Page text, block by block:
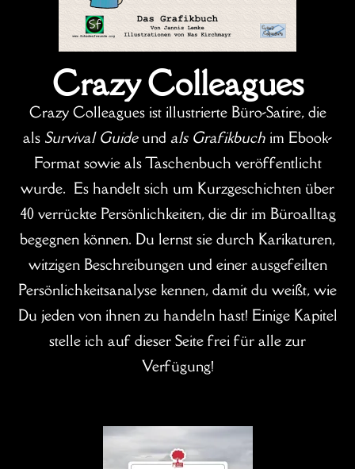
Crazy Colleagues
Crazy Colleagues ist illustrierte Büro-Satire, die
als Survival Guideund als Grafikbuch im Ebook-
Format sowie als Taschenbuch veröffentlicht
wurde. Es handelt sich um Kurzgeschichten über
40 verrückte Persönlichkeiten, die dir im Büroalltag
begegnen können. Du lernst sie durch Karikaturen,
witzigen Beschreibungen und einer ausgefeilten
Persönlichkeitsanalyse kennen, damit du weißt, wie
Du jeden von ihnen zu handeln hast! Einige Kapitel
stelle ich auf dieser Seite frei für alle zur
Verfügung!